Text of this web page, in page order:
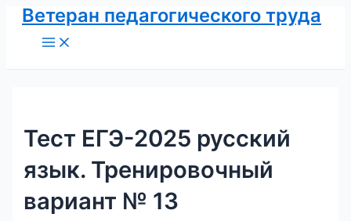
Перейти
Ветеран педагогического труда
Main
Menu
Тест ЕГЭ-2025 русский
язык. Тренировочный
вариант № 13